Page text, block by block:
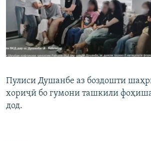
Пулиси Душанбе аз боздошти
хориҷӣ бо гумони ташкили
дод.